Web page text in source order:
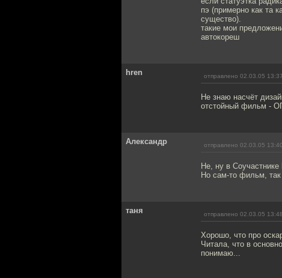
пэ (примерно как та
существо).
такие мои
автокореш
hren отправлено 02.03.05 13:37
Не знаю насчёт
отстойный фильм
Александр отправлено 02.03.05 13:40
Не, ну в
Но сам-то фильм,
таня отправлено 02.03.05 13:48
Хорошо, что про
Читала, что в
понимаю...